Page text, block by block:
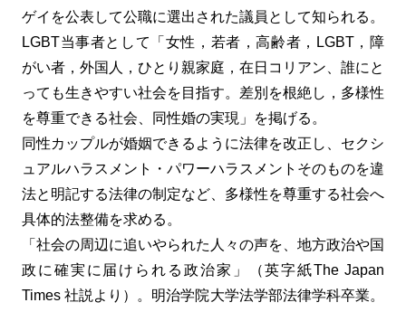
ゲイを公表して公職に選出された議員として知られる。
LGBT当事者として「女性，若者，高齢者，LGBT，障
がい者，外国人，ひとり親家庭，在日コリアン、誰にと
っても生きやすい社会を目指す。差別を根絶し，多様性
を尊重できる社会、同性婚の実現」を掲げる。
同性カップルが婚姻できるように法律を改正し、セクシ
ュアルハラスメント・パワーハラスメントそのものを違
法と明記する法律の制定など、多様性を尊重する社会へ
具体的法整備を求める。
「社会の周辺に追いやられた人々の声を、地方政治や国
政に確実に届けられる政治家」（英字紙The Japan
Times 社説より）。明治学院大学法学部法律学科卒業。